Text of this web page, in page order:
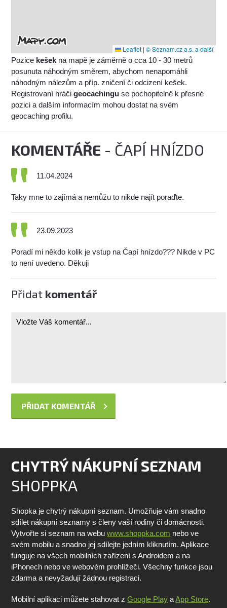
Leaflet | © Seznam.cz a.s. a další
Pozice kešek na mapě je záměrně o cca 10 - 30 metrů
posunuta náhodným směrem, abychom nenapomáhli
náhodným nálezům a příp. zničení či odcizení kešek.
Registrovaní hráčigeocachingu se pochopitelně k přesné
pozici a dalším informacím mohou dostat na svém
geocaching profilu.
KOMENTÁŘE - ČAPÍ HNÍZDO
11.04.2024
Taky mne to zajímá a nemůžu to nikde najít poraďte.
23.09.2023
Poradí mi někdo kolik je vstup na Čapí hnízdo??? Nikde v PC
to není uvedeno. Děkuji
Přidat komentář
CHYTRÝ NÁKUPNÍ SEZNAM
SHOPPKA
Shopka je chytrý nákupní seznam. Umožňuje vám snadno
sdílet nákupní seznamy s členy vaší rodiny či domácnosti.
Vytvořte si seznam na webuwww.shoppka.com nebo ve
svém mobilu a snadno jej sdílejte jedním kliknutím. Aplikace
funguje na všech mobilních zařízení s Androidem a na
iPhonech nebo ve webovém prohlížeči. Všechny funkce jsou
zdarma a nevyžadují žádnou registraci.
Mobilní aplikaci můžete stahovat zGoogle Play aApp Store.